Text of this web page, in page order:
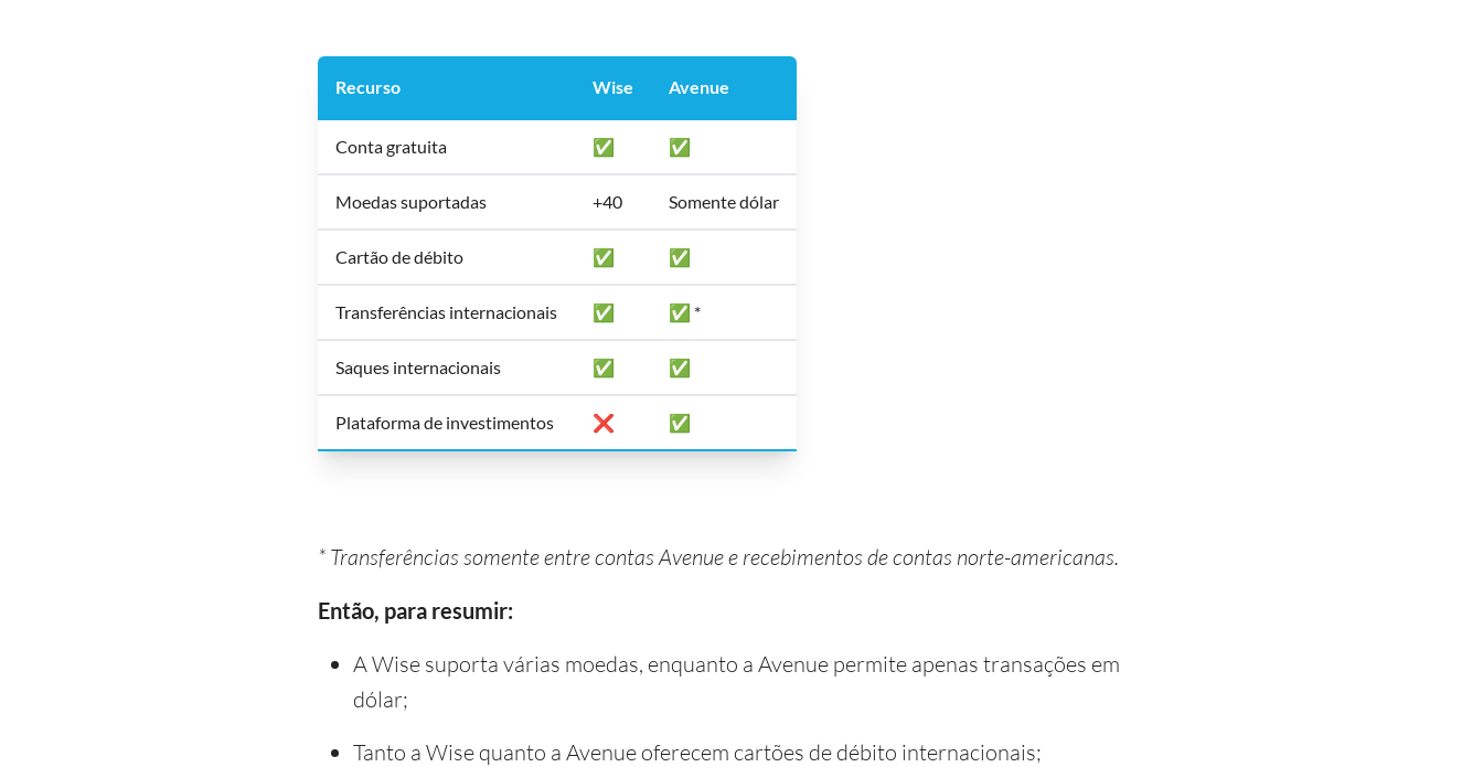
Recurso Wise Avenue
Conta gratuita ✅ ✅
Moedas suportadas +40 Somente dólar
Cartão de débito ✅ ✅
Transferências internacionais ✅ ✅ *
Saques internacionais ✅ ✅
Plataforma de investimentos ❌ ✅
* Transferências somente entre contas Avenue e recebimentos de contas norte-americanas.
Então, para resumir:
A Wise suporta várias moedas, enquanto a Avenue permite apenas transações em
dólar;
Tanto a Wise quanto a Avenue oferecem cartões de débito internacionais;